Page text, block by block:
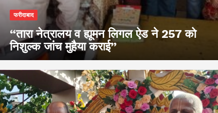
फरीदाबाद
“तारा नेत्रालय व ह्यूमन लिगल ऐड ने 257 को
निशुल्क जांच मुहैया कराई”